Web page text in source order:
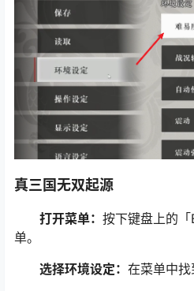
真三国无双起源
打开菜单： 按下键盘上的
单。
选择环境设定： 在菜单中找